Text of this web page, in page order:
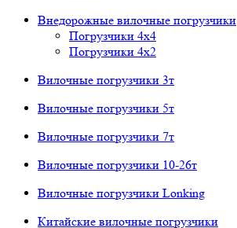
Внедорожные вилочные погрузчики
Погрузчики 4х4
Погрузчики 4х2
Вилочные погрузчики 3т
Вилочные погрузчики 5т
Вилочные погрузчики 7т
Вилочные погрузчики 10-26т
Вилочные погрузчики Lonking
Китайские вилочные погрузчики